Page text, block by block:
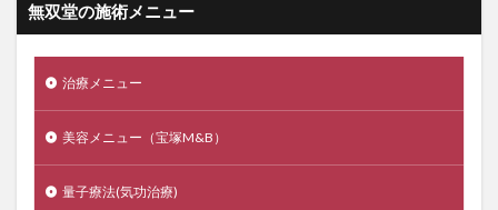
無双堂の施術メニュー
治療メニュー
美容メニュー（宝塚M&B）
量子療法(気功治療)